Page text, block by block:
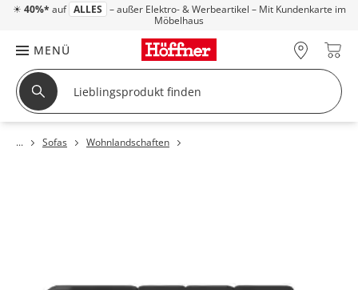
☀ 40%* auf ALLES – außer Elektro- & Werbeartikel – Mit Kundenkarte im
Möbelhaus
MENÜ
Sofas Wohnlandschaften